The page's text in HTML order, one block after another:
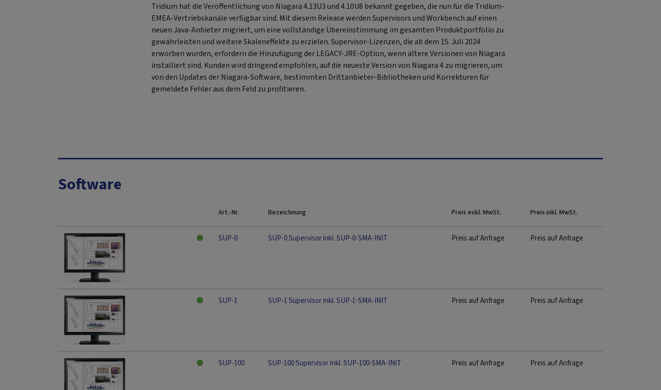
Tridium hat die Veröffentlichung von Niagara 4.13U3 und 4.10U8 bekannt gegeben, die nun für die Tridium-
EMEA-Vertriebskanäle verfügbar sind. Mit diesem Release werden Supervisors und Workbench auf einen
neuen Java-Anbieter migriert, um eine vollständige Übereinstimmung im gesamten Produktportfolio zu
gewährleisten und weitere Skaleneffekte zu erzielen. Supervisor-Lizenzen, die ab dem 15. Juli 2024
erworben wurden, erfordern die Hinzufügung der LEGACY-JRE-Option, wenn ältere Versionen von Niagara
installiert sind. Kunden wird dringend empfohlen, auf die neueste Version von Niagara 4 zu migrieren, um
von den Updates der Niagara-Software, bestimmten Drittanbieter-Bibliotheken und Korrekturen für
gemeldete Fehler aus dem Feld zu profitieren.
Software
Art.-Nr. Bezeichnung Preis exkl. MwSt. Preis inkl. MwSt.
SUP-0 SUP-0 Supervisor inkl. SUP-0-SMA-INIT Preis auf Anfrage Preis auf Anfrage
SUP-1 SUP-1 Supervisor inkl. SUP-1-SMA-INIT Preis auf Anfrage Preis auf Anfrage
SUP-100 SUP-100 Supervisor inkl. SUP-100-SMA-INIT Preis auf Anfrage Preis auf Anfrage